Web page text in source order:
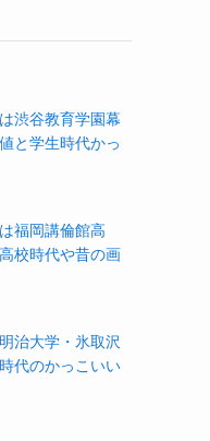
渋谷教育学園幕
と学生時代かっ
福岡講倫館高
校時代や昔の画
治大学・氷取沢
代のかっこいい